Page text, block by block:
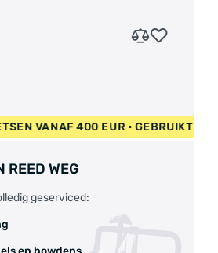
FIETSEN VANAF 400 EUR •
REED WEG
geserviced: